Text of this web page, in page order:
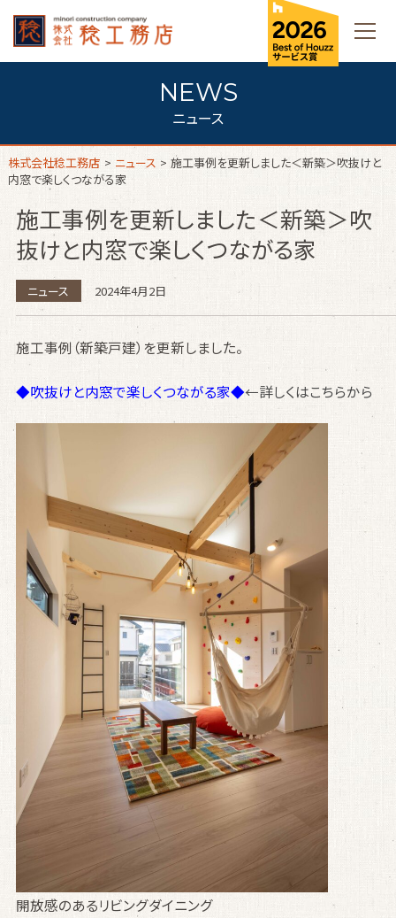
ニュース
株式会社稔工務店 > ニュース > 施工事例を更新しました＜新築＞吹抜けと
内窓で楽しくつながる家
施工事例を更新しました＜新築＞吹
抜けと内窓で楽しくつながる家
ニュース 2024年4月2日
施工事例（新築戸建）を更新しました。
◆吹抜けと内窓で楽しくつながる家◆←詳しくはこちらから
開放感のあるリビングダイニング